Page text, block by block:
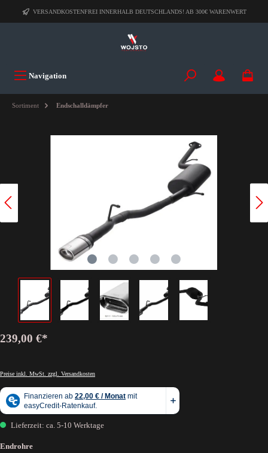
VERSANDKOSTENFREI INNERHALB DEUTSCHLANDS! AB 300€ WARENWERT
Navigation
Sortiment Endschalldämpfer
239,00 €*
Preise inkl. MwSt. zzgl. Versandkosten
Lieferzeit: ca. 5-10 Werktage
Endrohre